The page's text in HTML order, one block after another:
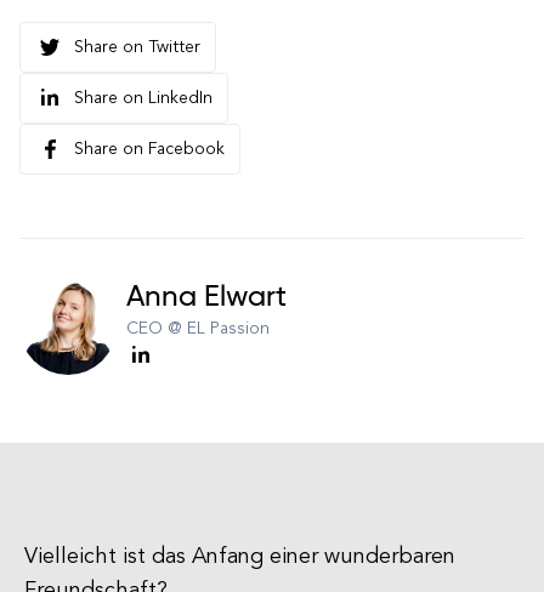
Share on Twitter
Share on LinkedIn
Share on Facebook
Anna Elwart
CEO @ EL Passion
Vielleicht ist das Anfang einer wunderbaren